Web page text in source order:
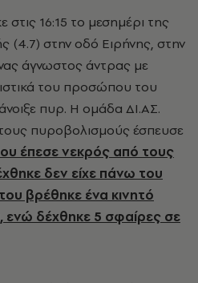
16:15 το μεσημέρι της
(4.7) στην οδό Ειρήνης, στην
άγνωστος άντρας με
του προσώπου του
πυρ. Η ομάδα ΔΙ.ΑΣ.
πυροβολισμούς έσπευσε
έπεσε νεκρός από τους
δεν είχε πάνω του
βρέθηκε ένα κινητό
ενώ δέχθηκε 5 σφαίρες σε